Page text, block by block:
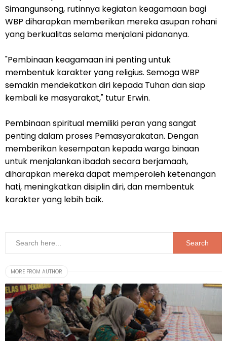
Simangunsong, rutinnya kegiatan keagamaan bagi
WBP diharapkan memberikan mereka asupan rohani
yang berkualitas selama menjalani pidananya.
"Pembinaan keagamaan ini penting untuk
membentuk karakter yang religius. Semoga WBP
semakin mendekatkan diri kepada Tuhan dan siap
kembali ke masyarakat," tutur Erwin.
Pembinaan spiritual memiliki peran yang sangat
penting dalam proses Pemasyarakatan. Dengan
memberikan kesempatan kepada warga binaan
untuk menjalankan ibadah secara berjamaah,
diharapkan mereka dapat memperoleh ketenangan
hati, meningkatkan disiplin diri, dan membentuk
karakter yang lebih baik.
MORE FROM AUTHOR